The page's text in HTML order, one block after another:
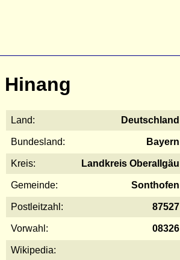
Hinang
Land: Deutschland
Bundesland: Bayern
Kreis: Landkreis Oberallgäu
Gemeinde: Sonthofen
Postleitzahl: 87527
Vorwahl: 08326
Wikipedia: